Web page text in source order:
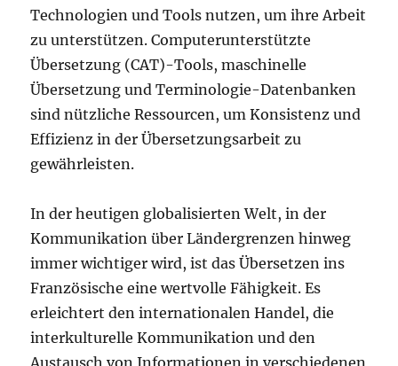
Technologien und Tools nutzen, um ihre Arbeit
zu unterstützen. Computerunterstützte
Übersetzung (CAT)-Tools, maschinelle
Übersetzung und Terminologie-Datenbanken
sind nützliche Ressourcen, um Konsistenz und
Effizienz in der Übersetzungsarbeit zu
gewährleisten.
In der heutigen globalisierten Welt, in der
Kommunikation über Ländergrenzen hinweg
immer wichtiger wird, ist das Übersetzen ins
Französische eine wertvolle Fähigkeit. Es
erleichtert den internationalen Handel, die
interkulturelle Kommunikation und den
Austausch von Informationen in verschiedenen